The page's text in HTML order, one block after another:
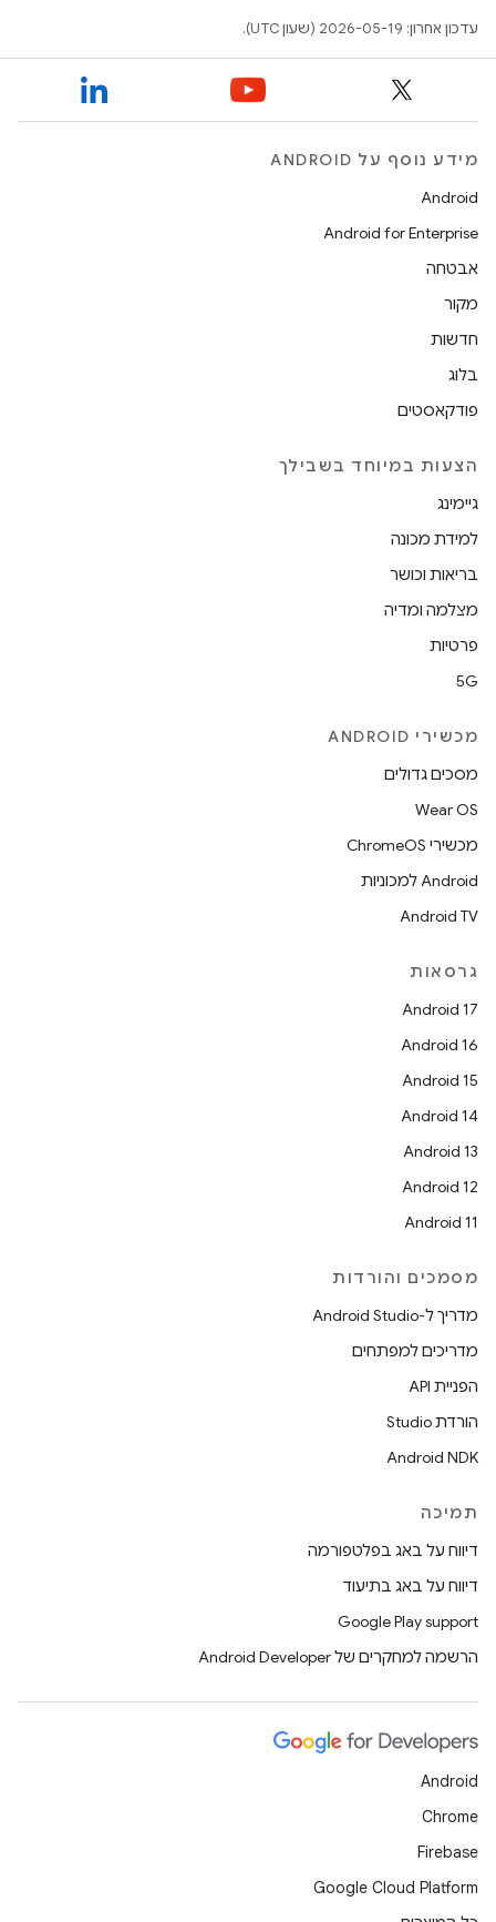
עדכון אחרון: 2026-05-19 (שעון UTC).
מידע נוסף על ANDROID
Android
Android for Enterprise
אבטחה
מקור
חדשות
בלוג
פודקאסטים
הצעות במיוחד בשבילך
גיימינג
למידת מכונה
בריאות וכושר
מצלמה ומדיה
פרטיות
5G
מכשירי ANDROID
מסכים גדולים
Wear OS
מכשירי ChromeOS
Android למכוניות
Android TV
גרסאות
Android 17
Android 16
Android 15
Android 14
Android 13
Android 12
Android 11
מסמכים והורדות
מדריך ל-Android Studio
מדריכים למפתחים
הפניית API
הורדת Studio
Android NDK
תמיכה
דיווח על באג בפלטפורמה
דיווח על באג בתיעוד
Google Play support
הרשמה למחקרים של Android Developer
Android
Chrome
Firebase
Google Cloud Platform